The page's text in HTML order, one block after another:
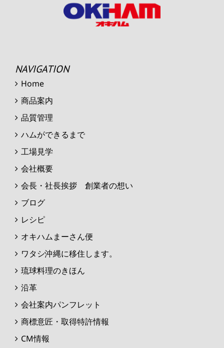
NAVIGATION
Home
商品案内
品質管理
ハムができるまで
工場見学
会社概要
会長・社長挨拶 創業者の想い
ブログ
レシピ
オキハムまーさん便
ワタシ沖縄に移住します。
琉球料理のきほん
沿革
会社案内パンフレット
商標意匠・取得特許情報
CM情報